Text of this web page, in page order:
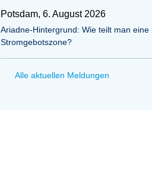
Potsdam, 6. August 2026
Ariadne-Hintergrund: Wie teilt man eine
Stromgebotszone?
Alle aktuellen Meldungen